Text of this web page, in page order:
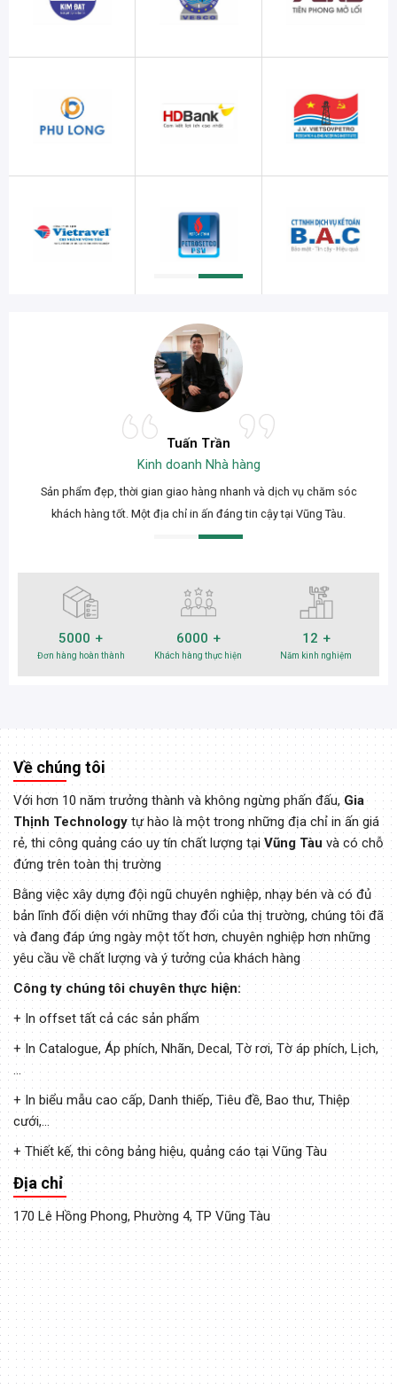
Tuấn Trần
Kinh doanh Nhà hàng
Sản phẩm đẹp, thời gian giao hàng nhanh và dịch vụ chăm sóc
khách hàng tốt. Một địa chỉ in ấn đáng tin cậy tại Vũng Tàu.
5000
Đơn hàng hoàn thành
6000
Khách hàng thực hiện
12
Năm kinh nghiệm
Về chúng tôi
Với hơn 10 năm trưởng thành và không ngừng phấn đấu,Gia
Thịnh Technologytự hào là một trong những địa chỉ in ấn giá
rẻ, thi công quảng cáo uy tín chất lượng tạiVũng Tàu và có chỗ
đứng trên toàn thị trường
Bằng việc xây dựng đội ngũ chuyên nghiệp, nhạy bén và có đủ
bản lĩnh đối diện với những thay đổi của thị trường, chúng tôi đã
và đang đáp ứng ngày một tốt hơn, chuyên nghiệp hơn những
yêu cầu về chất lượng và ý tưởng của khách hàng
Công ty chúng tôi chuyên thực hiện:
+ In offset tất cả các sản phẩm
+ In Catalogue, Áp phích, Nhãn, Decal, Tờ rơi, Tờ áp phích, Lịch,
...
+ In biểu mẫu cao cấp, Danh thiếp, Tiêu đề, Bao thư, Thiệp
cưới,...
+ Thiết kế, thi công bảng hiệu, quảng cáo tại Vũng Tàu
Địa chỉ
170 Lê Hồng Phong, Phường 4, TP Vũng Tàu